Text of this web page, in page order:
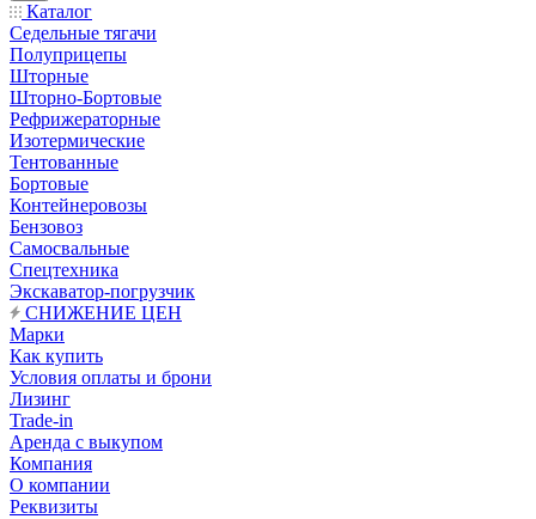
Каталог
Седельные тягачи
Полуприцепы
Шторные
Шторно-Бортовые
Рефрижераторные
Изотермические
Тентованные
Бортовые
Контейнеровозы
Бензовоз
Самосвальные
Спецтехника
Экскаватор-погрузчик
СНИЖЕНИЕ ЦЕН
Марки
Как купить
Условия оплаты и брони
Лизинг
Trade-in
Аренда с выкупом
Компания
О компании
Реквизиты